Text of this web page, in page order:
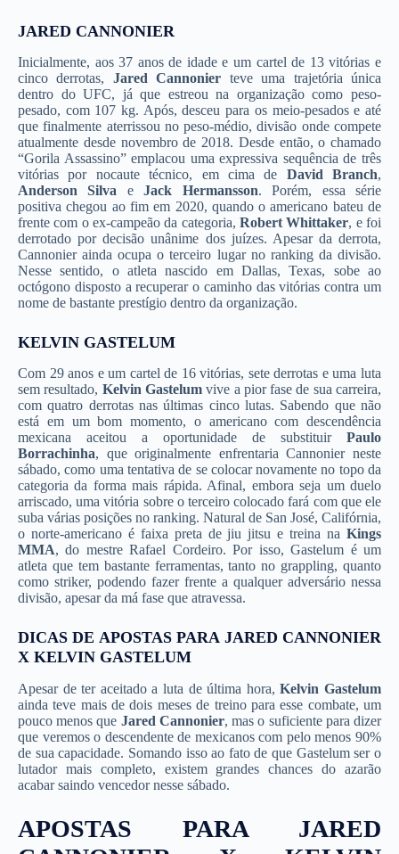
JARED CANNONIER
Inicialmente, aos 37 anos de idade e um cartel de 13 vitórias e
cinco derrotas, Jared Cannonier teve uma trajetória única
dentro do UFC, já que estreou na organização como peso-
pesado, com 107 kg. Após, desceu para os meio-pesados e até
que finalmente aterrissou no peso-médio, divisão onde compete
atualmente desde novembro de 2018. Desde então, o chamado
“Gorila Assassino” emplacou uma expressiva sequência de três
vitórias por nocaute técnico, em cima de David Branch,
Anderson Silva eJack Hermansson. Porém, essa série
positiva chegou ao fim em 2020, quando o americano bateu de
frente com o ex-campeão da categoria, Robert Whittaker, e foi
derrotado por decisão unânime dos juízes. Apesar da derrota,
Cannonier ainda ocupa o terceiro lugar no ranking da divisão.
Nesse sentido, o atleta nascido em Dallas, Texas, sobe ao
octógono disposto a recuperar o caminho das vitórias contra um
nome de bastante prestígio dentro da organização.
KELVIN GASTELUM
Com 29 anos e um cartel de 16 vitórias, sete derrotas e uma luta
sem resultado, Kelvin Gastelumvive a pior fase de sua carreira,
com quatro derrotas nas últimas cinco lutas. Sabendo que não
está em um bom momento, o americano com descendência
mexicana aceitou a oportunidade de substituir Paulo
Borrachinha, que originalmente enfrentaria Cannonier neste
sábado, como uma tentativa de se colocar novamente no topo da
categoria da forma mais rápida. Afinal, embora seja um duelo
arriscado, uma vitória sobre o terceiro colocado fará com que ele
suba várias posições no ranking. Natural de San José, Califórnia,
o norte-americano é faixa preta de jiu jitsu e treina na Kings
MMA, do mestre Rafael Cordeiro. Por isso, Gastelum é um
atleta que tem bastante ferramentas, tanto no grappling, quanto
como striker, podendo fazer frente a qualquer adversário nessa
divisão, apesar da má fase que atravessa.
DICAS DE APOSTAS PARA JARED CANNONIER
X KELVIN GASTELUM
Apesar de ter aceitado a luta de última hora,Kelvin Gastelum
ainda teve mais de dois meses de treino para esse combate, um
pouco menos que Jared Cannonier, mas o suficiente para dizer
que veremos o descendente de mexicanos com pelo menos 90%
de sua capacidade. Somando isso ao fato de que Gastelum ser o
lutador mais completo, existem grandes chances do azarão
acabar saindo vencedor nesse sábado.
APOSTAS PARA JARED